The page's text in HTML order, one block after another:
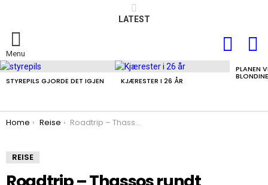
LATEST
Menu
LATEST
STYREPILS GJORDE DET IGJEN KJÆRESTER I 26 ÅR
PLANEN
You are here:
Home Reise Roadtrip – Thassos rundt
REISE